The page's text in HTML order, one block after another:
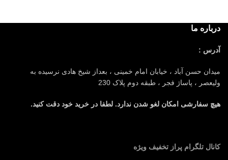
درباره ما
آدرس :
میدان حسن آباد ، خیابان امام خمینی ، بعداز شیخ هادی نرسیده به
ولیعصر ، پاساژ فجر ، طبقه دوم پلاک 230
هیچ سفارشی امکان لغو شدن ندارد. لطفا در خرید خود دقت کنید.
کانال تلگرام پراز تخفیف ویژه